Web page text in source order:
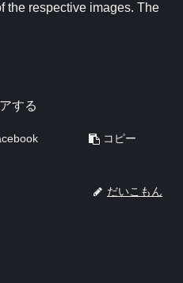
the respective images. The
する
コピー
だいこもん